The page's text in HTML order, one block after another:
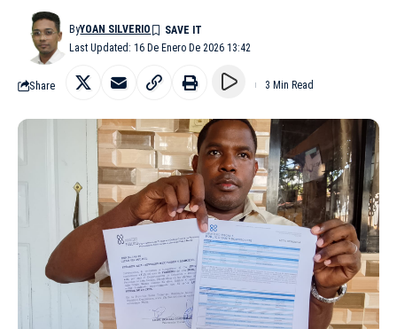
Last Updated: 16 De Enero De 2026 13:42
ByYOAN SILVERIO
Share 3 Min Read